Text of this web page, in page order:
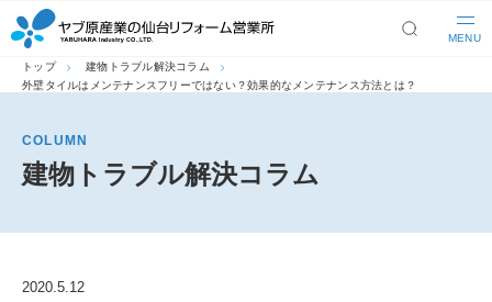
MENU
トップ
建物トラブル解決コラム
外壁タイルはメンテナンスフリーではない？効果的なメンテナンス方法とは？
COLUMN
建物トラブル解決コラム
2020.5.12